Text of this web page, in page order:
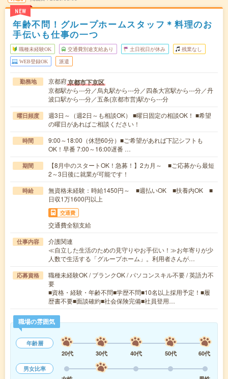
NEW
年齢不問！グループホームスタッフ＊料理のお
手伝いも仕事の一つ
職種未経験OK 交通費別途支給あり 土日祝日が休み 残業なし
WEB登録OK 派遣
勤務地 京都府京都市下京区
京都駅から---分／烏丸駅から---分／四条大宮駅から---分／丹
波口駅から---分／五条(京都市営)駅から---分
曜日頻度
週3日～（週2日～も相談OK） ■曜日固定の相談OK！ ■希望
の曜日があればご相談ください！
時間
9:00～18:00（休憩60分）■ご希望があれば下記シフトも
OK！早番 7:00～16:00遅番 …
期間
【8月中のスタートOK！急募！】2カ月～ ■ご応募から最短
2～3日後に就業が可能です！
時給
無資格未経験：時給1450円～ ■週払いOK ■扶養内OK ■
日収1万1600円以上
交通費
交通費全額支給
仕事内容
介護関連
≪自立した生活のための見守りやお手伝い！≫お年寄りが少
人数で生活する「グループホーム」。利用者さんが…
応募資格
職種未経験OK / ブランクOK / パソコンスキル不要 / 英語力不
要
■資格・経験・年齢不問■学歴不問■10名以上採用予定！■履
歴書不要■面談確約■社会保険完備■社員登用…
職場の雰囲気
年齢層
20代
30代 40代 50代
60代
男女比率